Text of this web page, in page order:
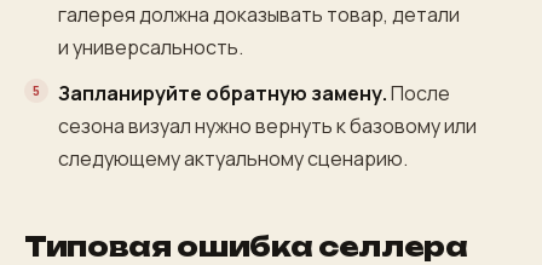
галерея должна доказывать товар, детали
и универсальность.
Запланируйте обратную замену.После
сезона визуал нужно вернуть к базовому или
следующему актуальному сценарию.
Типовая ошибка селлера